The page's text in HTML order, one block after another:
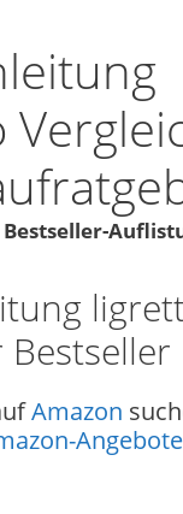
Bestseller-
Amazon
Angebote